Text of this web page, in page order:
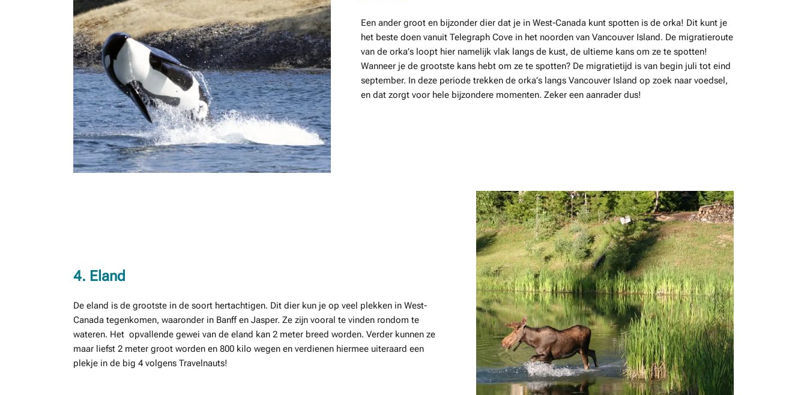
Een ander groot en bijzonder dier dat je in West-Canada kunt spotten is de orka! Dit kunt je
het beste doen vanuit Telegraph Cove in het noorden van Vancouver Island. De migratieroute
van de orka’s loopt hier namelijk vlak langs de kust, de ultieme kans om ze te spotten!
Wanneer je de grootste kans hebt om ze te spotten? De migratietijd is van begin juli tot eind
september. In deze periode trekken de orka’s langs Vancouver Island op zoek naar voedsel,
en dat zorgt voor hele bijzondere momenten. Zeker een aanrader dus!
4. Eland
De eland is de grootste in de soort hertachtigen. Dit dier kun je op veel plekken in West-
Canada tegenkomen, waaronder in Banff en Jasper. Ze zijn vooral te vinden rondom te
wateren. Het opvallende gewei van de eland kan 2 meter breed worden. Verder kunnen ze
maar liefst 2 meter groot worden en 800 kilo wegen en verdienen hiermee uiteraard een
plekje in de big 4 volgens Travelnauts!